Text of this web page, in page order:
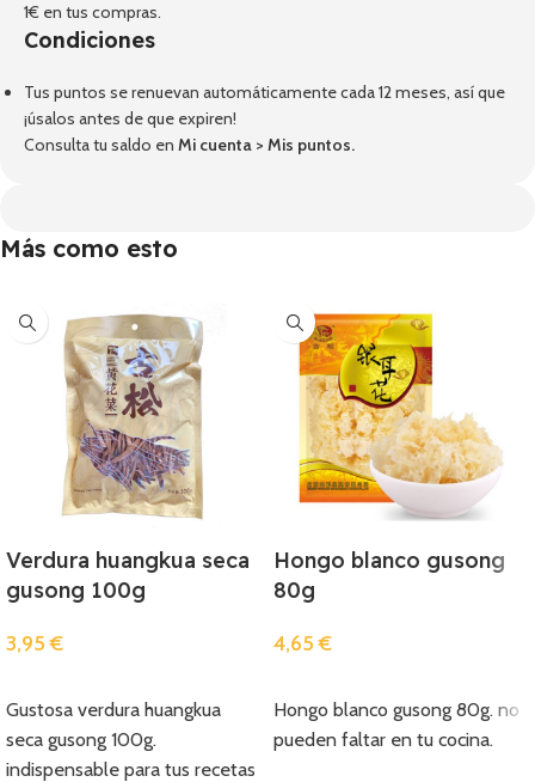
1€ en tus compras.
Condiciones
Tus puntos se renuevan automáticamente cada 12 meses, así que
¡úsalos antes de que expiren!
Consulta tu saldo en Mi cuenta > Mis puntos.
Más como esto
Verdura huangkua seca
gusong 100g
3,95€
Gustosa verdura huangkua
seca gusong 100g.
indispensable para tus recetas
Hongo blanco gusong
80g
4,65€
Hongo blanco gusong 80g. no
pueden faltar en tu cocina.